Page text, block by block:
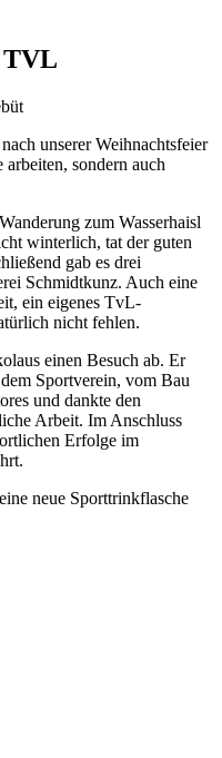
TVL
unserer Weihnachtsfeier
sondern auch
zum Wasserhaisl
winterlich, tat der guten
gab es drei
Schmidtkunz. Auch eine
ein eigenes TvL-
nicht fehlen.
einen Besuch ab. Er
Sportverein, vom Bau
und dankte den
Arbeit. Im Anschluss
Erfolge im
neue Sporttrinkflasche